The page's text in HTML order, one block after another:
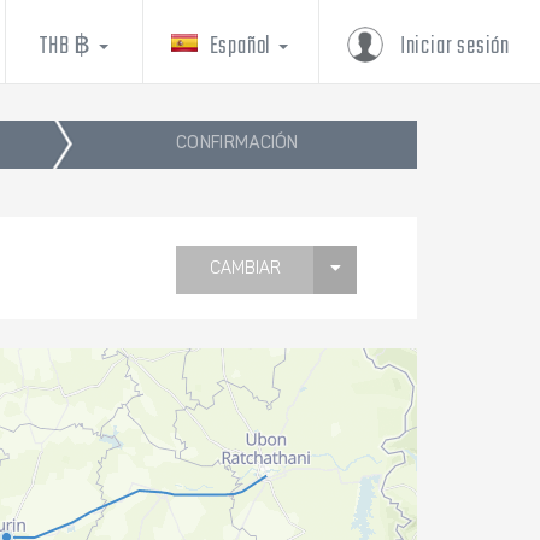
Iniciar sesión
Español
THB ฿
CONFIRMACIÓN
CAMBIAR